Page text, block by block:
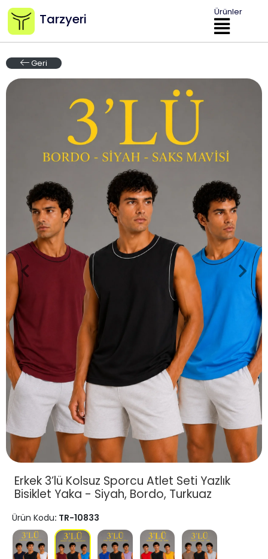
Tarzyeri Ürünler
Geri
Erkek 3’lü Kolsuz Sporcu Atlet Seti Yazlık
Bisiklet Yaka - Siyah, Bordo, Turkuaz
Ürün Kodu: TR-10833